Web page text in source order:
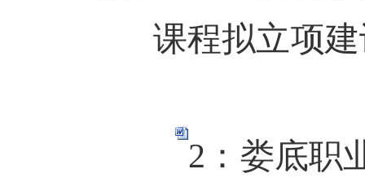
课程拟立项
2：娄底职